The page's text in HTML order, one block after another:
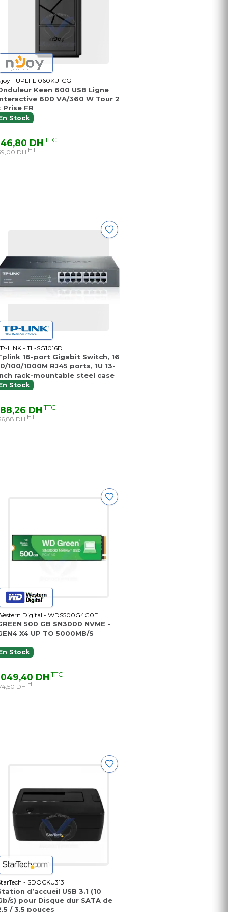
- UPLI-LI060KU-CG
Keen 600 USB Ligne
600 VA/360 W Tour 2
Prise FR
Stock
DHTTC
DH HT
LINK - TL-SG1016D
16-port Gigabit Switch, 16
100/1000M RJ45 ports, 1U 13-
rack-mountable steel case
Stock
DHTTC
DH HT
Digital - WDS500G4G0E
500 GB SN3000 NVME -
X4 UP TO 5000MB/S
Stock
049,40 DHTTC
DH HT
- SDOCKU313
d’accueil USB 3.1 (10
s) pour Disque dur SATA de
/ 3,5 pouces